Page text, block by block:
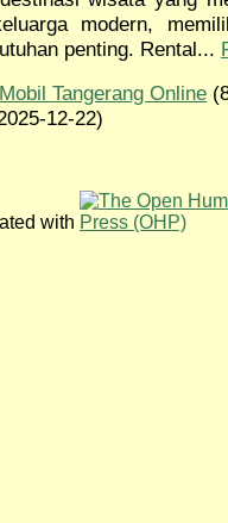
modern,
penting. Rental...
Tangerang Online
12-22)
with